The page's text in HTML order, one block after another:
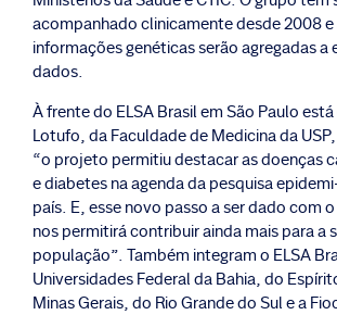
acompanhado clinicamente desde 2008 e
informações genéticas serão agregadas a
dados.
À frente do ELSA Brasil em São Paulo
Lotufo, da Faculdade de Medicina da
“o projeto permitiu destacar as doenças
e diabetes na agenda da pesquisa
país. E, esse novo passo a ser dado com
nos permitirá contribuir ainda mais para a
população”. Também integram o ELSA
Universidades Federal da Bahia, do
Minas Gerais, do Rio Grande do Sul e a